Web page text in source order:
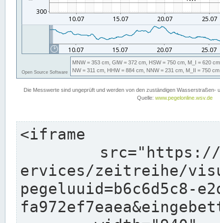
<iframe
ervices/zeitreihe/
pegeluuid=b6c6d5c8-